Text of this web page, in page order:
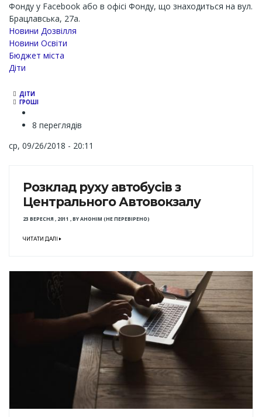
Фонду у Facebook або в офісі Фонду, що знаходиться на вул.
Брацлавська, 27а.
Новини Дозвілля
Новини Освіти
Бюджет міста
Діти
ДІТИ
ГРОШІ
8 переглядів
ср, 09/26/2018 - 20:11
Розклад руху автобусів з
Центрального Автовокзалу
23 ВЕРЕСНЯ , 2011 ,BYАНОНІМ (НЕ ПЕРЕВІРЕНО)
ЧИТАТИ ДАЛІ